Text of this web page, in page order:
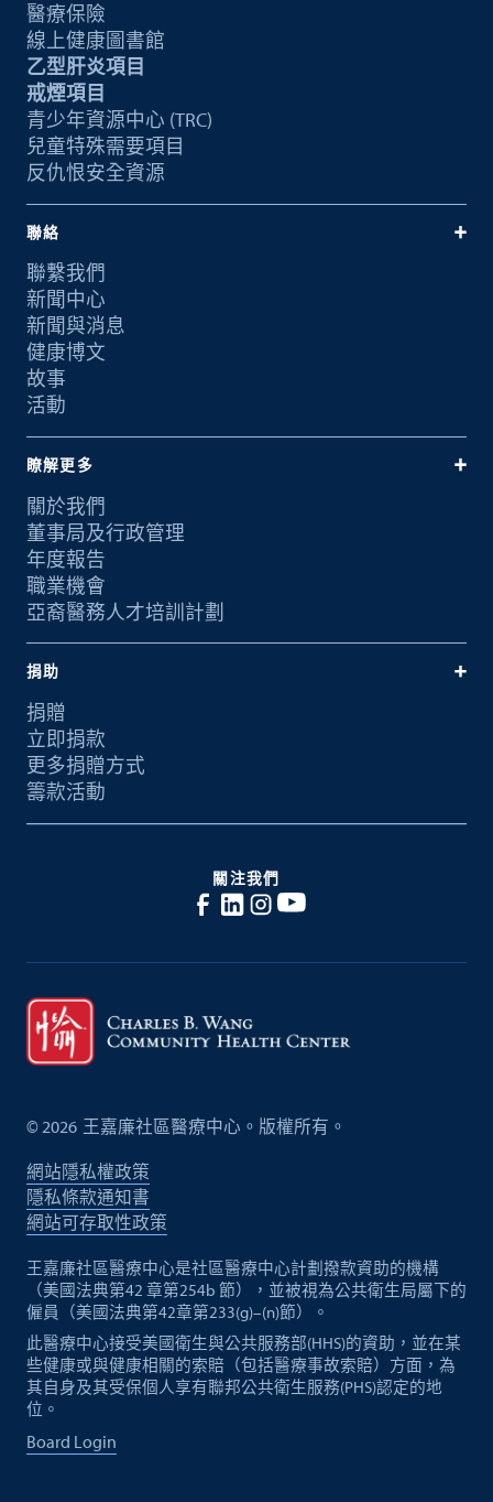
醫療保險
線上健康圖書館
乙型肝炎項目
戒煙項目
青少年資源中心 (TRC)
兒童特殊需要項目
反仇恨安全資源
聯絡
聯繫我們
新聞中心
新聞與消息
健康博文
故事
活動
瞭解更多
關於我們
董事局及行政管理
年度報告
職業機會
亞裔醫務人才培訓計劃
捐助
捐贈
立即捐款
更多捐贈方式
籌款活動
關注我們
© 2026 王嘉廉社區醫療中心。版權所有。
網站隱私權政策
隱私條款通知書
網站可存取性政策
王嘉廉社區醫療中心是社區醫療中心計劃撥款資助的機構
（美國法典第42 章第254b 節），並被視為公共衛生局屬下的
僱員（美國法典第42章第233(g)–(n)節）。
此醫療中心接受美國衛生與公共服務部(HHS)的資助，並在某
些健康或與健康相關的索賠（包括醫療事故索賠）方面，為
其自身及其受保個人享有聯邦公共衛生服務(PHS)認定的地
位。
Board Login